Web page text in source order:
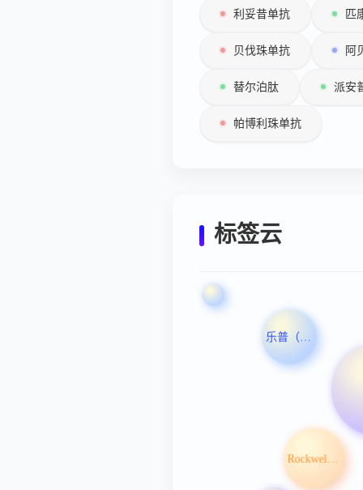
利妥昔单抗 匹
贝伐珠单抗 阿
替尔泊肽 派安
帕博利珠单抗
标签云
乐普（北京）诊断技术股份有限公司